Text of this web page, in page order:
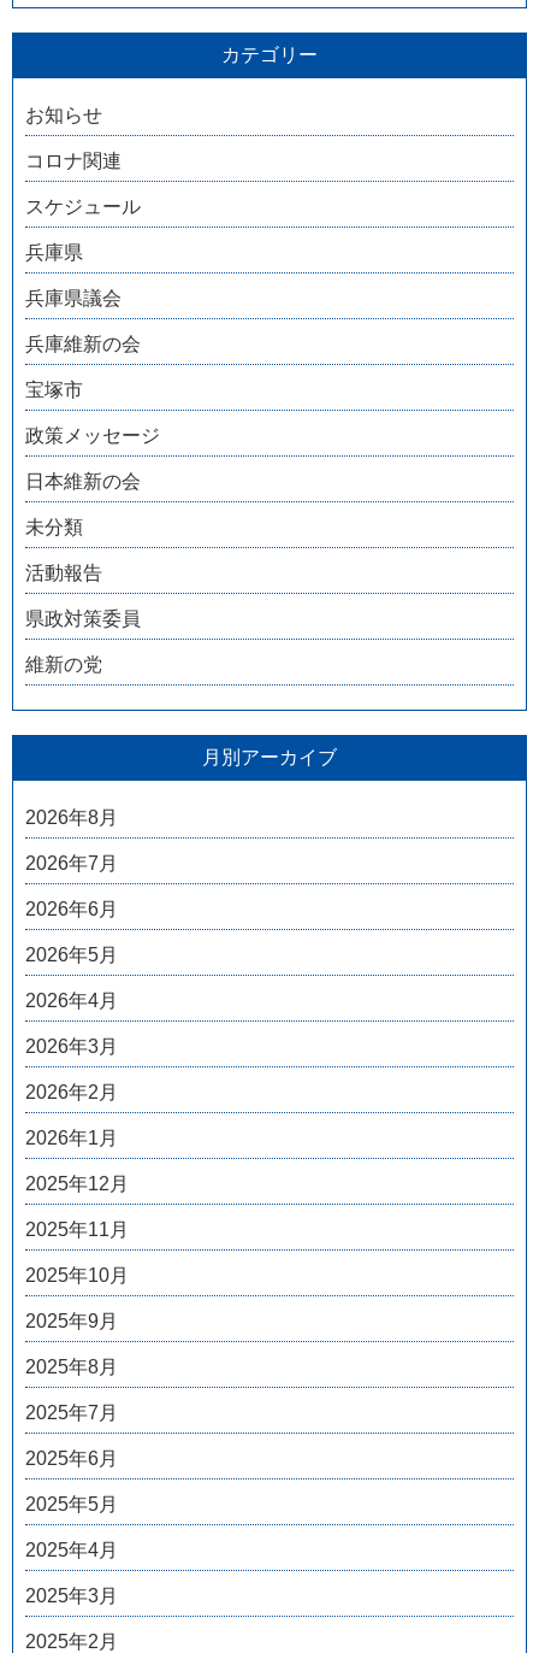
カテゴリー
お知らせ
コロナ関連
スケジュール
兵庫県
兵庫県議会
兵庫維新の会
宝塚市
政策メッセージ
日本維新の会
未分類
活動報告
県政対策委員
維新の党
月別アーカイブ
2026年8月
2026年7月
2026年6月
2026年5月
2026年4月
2026年3月
2026年2月
2026年1月
2025年12月
2025年11月
2025年10月
2025年9月
2025年8月
2025年7月
2025年6月
2025年5月
2025年4月
2025年3月
2025年2月